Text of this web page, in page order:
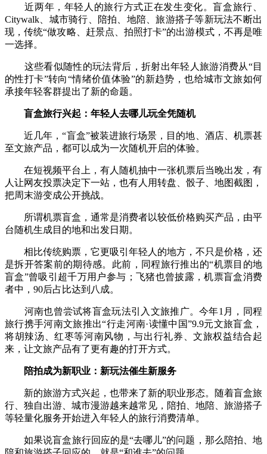
近两年，年轻人的旅行方式正在发生变化。盲盒旅行、
Citywalk、城市骑行、陪拍、地陪、旅游搭子等新玩法不断出
现，传统“做攻略、赶景点、拍照打卡”的出游模式，不再是唯
一选择。
这些看似随性的玩法背后，折射出年轻人旅游消费从“目
的性打卡”转向“情绪价值体验”的新趋势，也给城市文旅如何
承接年轻客群提出了新的命题。
盲盒旅行兴起：年轻人去哪儿玩全凭随机
近几年，“盲盒”被装进旅行场景，目的地、酒店、机票甚
至文旅产品，都可以成为一次随机开启的体验。
在短视频平台上，有人随机抽中一张机票后当晚出发，有
人让网友投票决定下一站，也有人用转盘、骰子、地图截图，
把周末游变成公开挑战。
所谓机票盲盒，通常是消费者以较低价格购买产品，由平
台随机生成目的地和出发日期。
相比传统购票，它更吸引年轻人的地方，不只是价格，还
是拆开答案前的期待感。此前，同程旅行推出的“机票目的地
盲盒”曾吸引超千万用户参与；飞猪也曾披露，机票盲盒消费
者中，90后占比达到八成。
河南也曾尝试将盲盒玩法引入文旅推广。今年1月，同程
旅行携手河南文旅推出“行走河南·读懂中国”9.9元文旅盲盒，
将胡辣汤、红枣等河南风物，与出行礼券、文旅权益结合起
来，让文旅产品有了更有趣的打开方式。
陪拍成为新职业：新玩法催生新服务
新的旅游方式兴起，也带来了新的职业形态。随着盲盒旅
行、独自出游、城市漫游越来越常见，陪拍、地陪、旅游搭子
等轻量化服务开始进入年轻人的旅行消费清单。
如果说盲盒旅行回应的是“去哪儿”的问题，那么陪拍、地